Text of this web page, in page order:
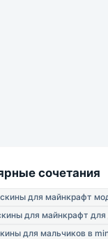
сочетания
для майнкрафт
для майнкрафт для
для мальчиков в